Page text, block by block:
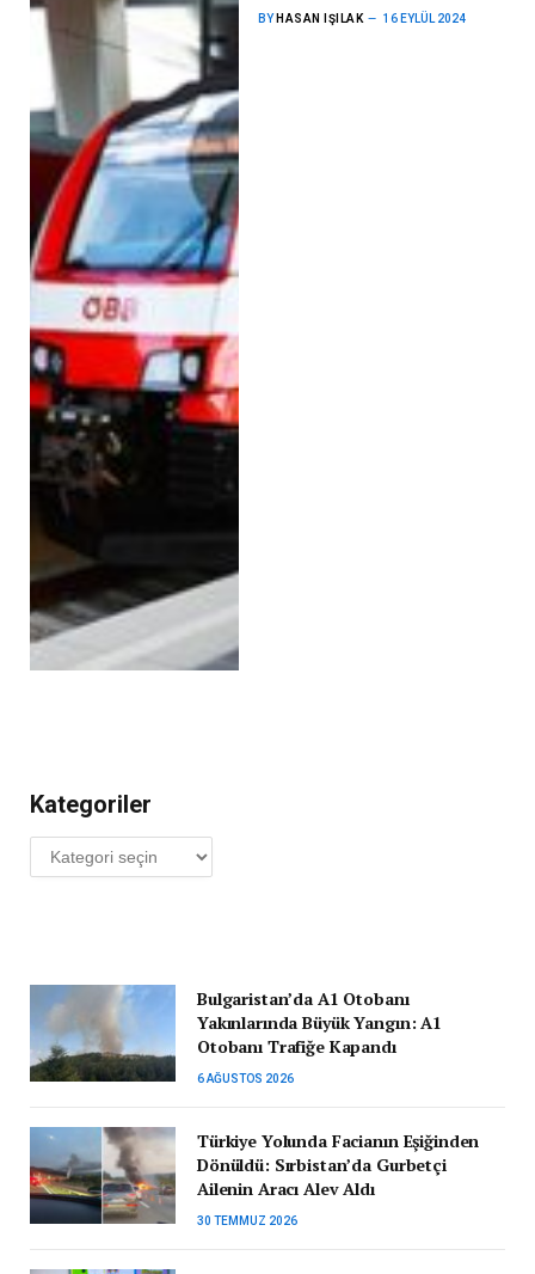
BY HASAN IŞILAK 16 EYLÜL 2024
Kategoriler
Kategoriler
Bulgaristan’da A1 Otobanı
Yakınlarında Büyük Yangın: A1
Otobanı Trafiğe Kapandı
6 AĞUSTOS 2026
Türkiye Yolunda Facianın Eşiğinden
Dönüldü: Sırbistan’da Gurbetçi
Ailenin Aracı Alev Aldı
30 TEMMUZ 2026